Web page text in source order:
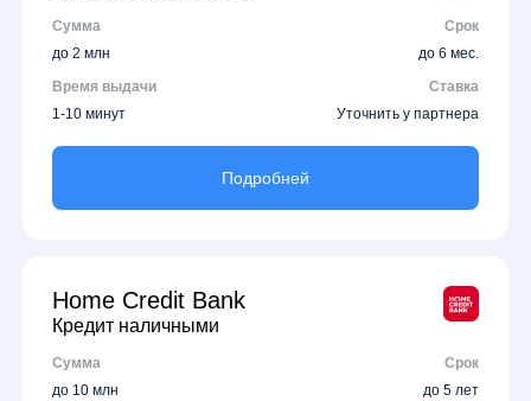
Сумма
Срок
до 2 млн
до 6 мес.
Время выдачи
Ставка
1-10 минут
Уточнить у партнера
Подробней
Home Credit Bank
Кредит наличными
Сумма
Срок
до 10 млн
до 5 лет